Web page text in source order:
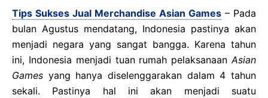
Tips Sukses Jual Merchandise Asian Games – Pada
bulan Agustus mendatang, Indonesia pastinya akan
menjadi negara yang sangat bangga. Karena tahun
ini, Indonesia menjadi tuan rumah pelaksanaanAsian
Games yang hanya diselenggarakan dalam 4 tahun
sekali. Pastinya hal ini akan menjadi suatu